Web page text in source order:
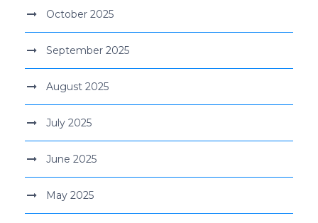
October 2025
September 2025
August 2025
July 2025
June 2025
May 2025